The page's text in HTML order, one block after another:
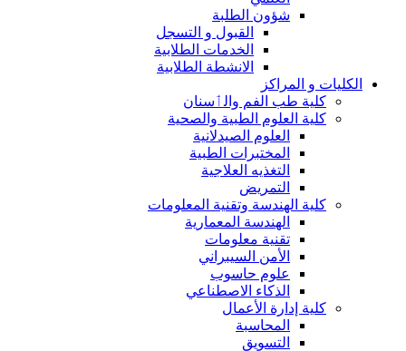
شؤون الطلبة
القبول و التسجل
الخدمات الطلابية
الانشطة الطلابية
الكليات و المراكز
كلية طب الفم والٲسنان
كلية العلوم الطبية والصحية
العلوم الصيدلانية
المختبرات الطبية
التغذيه العلاجية
التمريض
كلية الهندسة وتقنية المعلومات
الهندسة المعمارية
تقنية معلومات
الأمن السيبراني
علوم حاسوب
الذكاء الاصطناعي
كلية إدارة الأعمال
المحاسبة
التسويق